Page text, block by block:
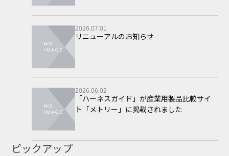
2026.07.01
リニューアルのお知らせ
2026.06.02
「ハーネスガイド」が産業用製品比較サイ
ト「メトリー」に掲載されました
ピックアップ